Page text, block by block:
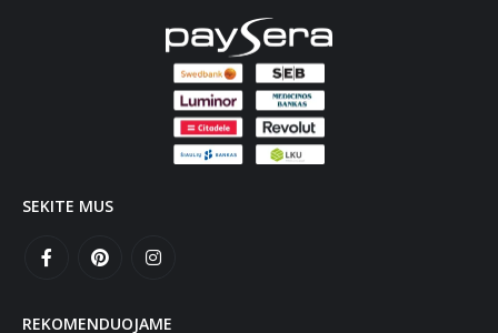
SEKITE MUS
REKOMENDUOJAME